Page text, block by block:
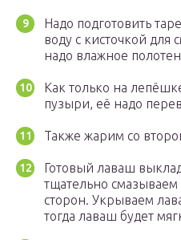
Надо подготовить
воду с кисточкой
надо влажное
Как только на
пузыри, её надо
Также жарим со
Готовый лаваш
тщательно смазываем
сторон. Укрываем
тогда лаваш будет